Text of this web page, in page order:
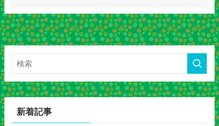
新着記事